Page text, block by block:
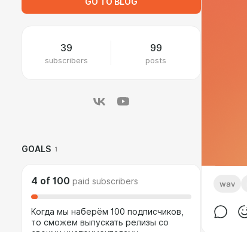
39
subscribers
99
posts
GOALS 1
4 of 100 paid subscribers
Когда мы наберём 100 подписчиков,
то сможем выпускать релизы со
wav